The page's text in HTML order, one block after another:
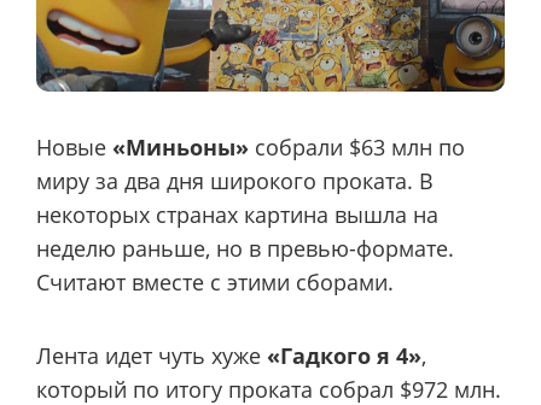
Новые «Миньоны» собрали $63 млн по
миру за два дня широкого проката. В
некоторых странах картина вышла на
неделю раньше, но в превью-формате.
Считают вместе с этими сборами.
Лента идет чуть хуже «Гадкого я 4»,
который по итогу проката собрал $972 млн.